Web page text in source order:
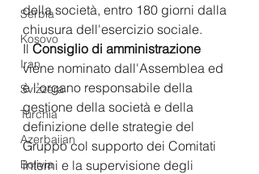
Serbia
Kosovo
Iran
Svizzera
Turchia
Azerbaijan
Bolivia
della società, entro 180 giorni dalla
chiusura dell'esercizio sociale.
Il Consiglio di amministrazione
viene nominato dall'Assemblea ed
è l’organo responsabile della
gestione della società e della
definizione delle strategie del
Gruppo col supporto dei Comitati
interni e la supervisione degli